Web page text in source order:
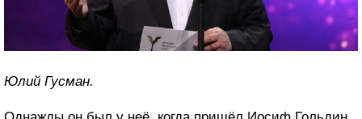
Юлий Гусман.